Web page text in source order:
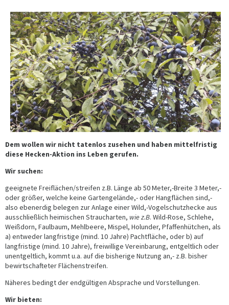
Dem wollen wir nicht tatenlos zusehen und haben mittelfristig
diese Hecken-Aktion ins Leben gerufen.
Wir suchen:
geeignete Freiflächen/streifen z.B. Länge ab 50 Meter,-Breite 3 Meter,-
oder größer, welche keine Gartengelände,- oder Hangflächen sind,-
also ebenerdig belegen zur Anlage einer Wild,-Vogelschutzhecke aus
ausschließlich heimischen Straucharten, wie z.B. Wild-Rose, Schlehe,
Weißdorn, Faulbaum, Mehlbeere, Mispel, Holunder, Pfaffenhütchen, als
a) entweder langfristige (mind. 10 Jahre) Pachtfläche, oder b) auf
langfristige (mind. 10 Jahre), freiwillige Vereinbarung, entgeltlich oder
unentgeltlich, kommt u.a. auf die bisherige Nutzung an,- z.B. bisher
bewirtschafteter Flächenstreifen.
Näheres bedingt der endgültigen Absprache und Vorstellungen.
Wir bieten: